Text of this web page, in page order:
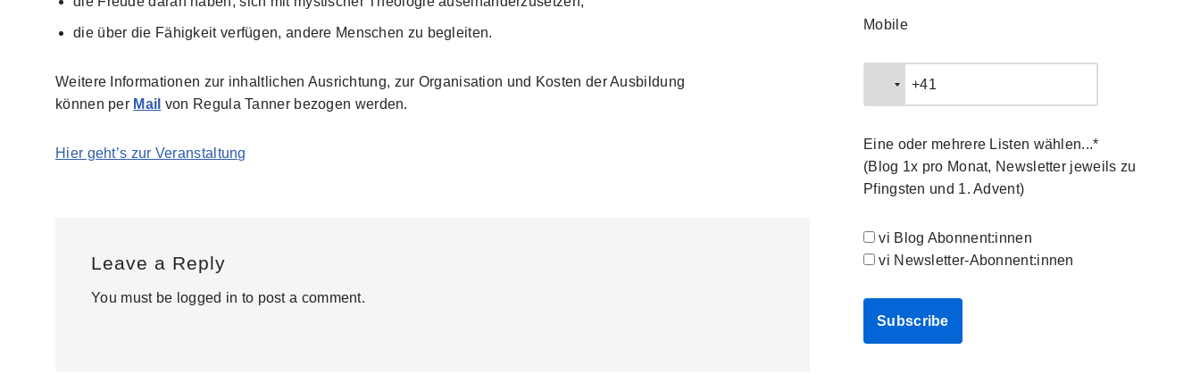
die über die Fähigkeit verfügen, andere Menschen zu begleiten.
Weitere Informationen zur inhaltlichen Ausrichtung, zur Organisation und Kosten der Ausbildung
können per Mail von Regula Tanner bezogen werden.
Hier geht’s zur Veranstaltung
Leave a Reply
You must be logged in to post a comment.
Mobile
Eine oder mehrere Listen wählen...*
(Blog 1x pro Monat, Newsletter jeweils zu
Pfingsten und 1. Advent)
vi Blog Abonnent:innen
vi Newsletter-Abonnent:innen